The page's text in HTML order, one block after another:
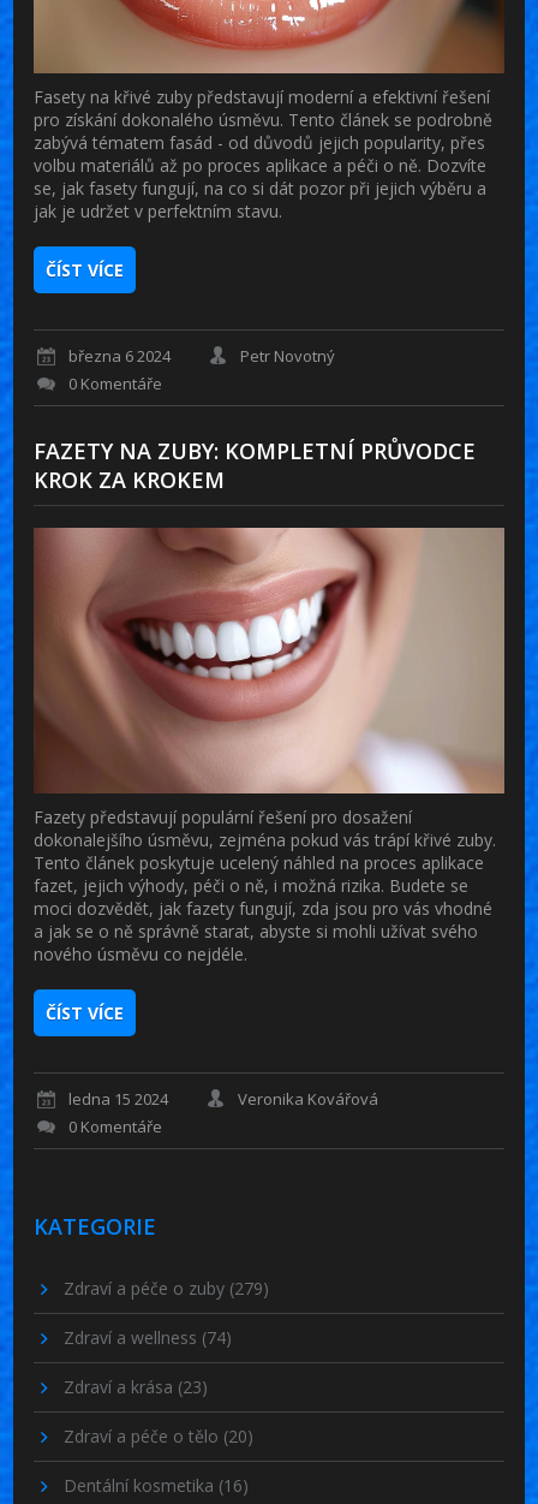
Fasety na křivé zuby představují moderní a efektivní řešení
pro získání dokonalého úsměvu. Tento článek se podrobně
zabývá tématem fasád - od důvodů jejich popularity, přes
volbu materiálů až po proces aplikace a péči o ně. Dozvíte
se, jak fasety fungují, na co si dát pozor při jejich výběru a
jak je udržet v perfektním stavu.
ČÍST VÍCE
března 6 2024
Petr Novotný
0 Komentáře
FAZETY NA ZUBY: KOMPLETNÍ PRŮVODCE
KROK ZA KROKEM
Fazety představují populární řešení pro dosažení
dokonalejšího úsměvu, zejména pokud vás trápí křivé zuby.
Tento článek poskytuje ucelený náhled na proces aplikace
fazet, jejich výhody, péči o ně, i možná rizika. Budete se
moci dozvědět, jak fazety fungují, zda jsou pro vás vhodné
a jak se o ně správně starat, abyste si mohli užívat svého
nového úsměvu co nejdéle.
ČÍST VÍCE
ledna 15 2024
Veronika Kovářová
0 Komentáře
KATEGORIE
Zdraví a péče o zuby (279)
Zdraví a wellness (74)
Zdraví a krása (23)
Zdraví a péče o tělo (20)
Dentální kosmetika (16)